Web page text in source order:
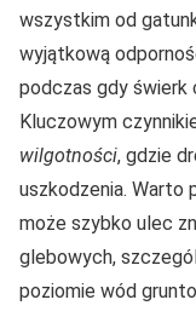
wszystkim od
wyjątkową
podczas gdy świerk
Kluczowym
wilgotności, gdzie
uszkodzenia. Warto
może szybko ulec
glebowych,
poziomie wód